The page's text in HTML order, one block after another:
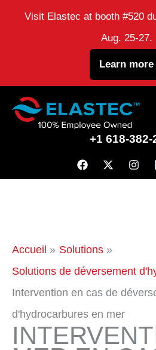
Passer
+1 618-382-
Accueil
Solutions
Solutions de déversement
Intervention en cas de
d'hydrocarbures en mer
Visit Elastec at booth #520
Aug. 25-27.
Learn more